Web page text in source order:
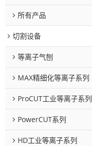
所有产品
切割设备
等离子气刨
MAX精细化等离子系列
ProCUT工业等离子系列
PowerCUT系列
HD工业等离子系列